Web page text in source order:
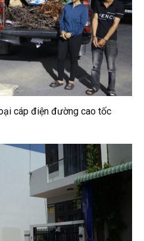
cáp điện đường cao tốc